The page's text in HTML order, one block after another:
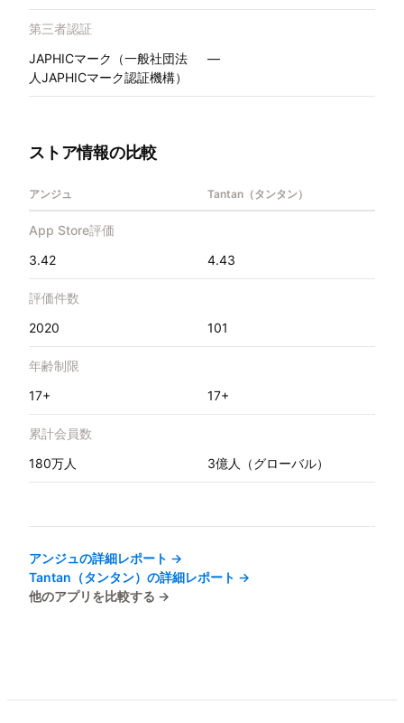
第三者認証
JAPHICマーク（一般社団法
人JAPHICマーク認証機構）
—
ストア情報の比較
アンジュ Tantan（タンタン）
App Store評価
3.42
4.43
評価件数
2020
101
年齢制限
17+
17+
累計会員数
180万人
3億人（グローバル）
アンジュの詳細レポート →
Tantan（タンタン） の詳細レポート →
他のアプリを比較する →